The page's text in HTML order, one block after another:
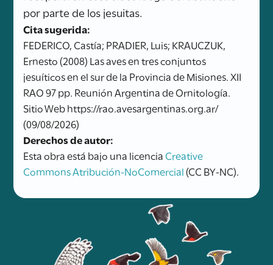
por parte de los jesuitas.
Cita sugerida:
FEDERICO, Castía; PRADIER, Luis; KRAUCZUK,
Ernesto (2008) Las aves en tres conjuntos
jesuíticos en el sur de la Provincia de Misiones. XII
RAO 97 pp. Reunión Argentina de Ornitología.
Sitio Web https://rao.avesargentinas.org.ar/
(09/08/2026)
Derechos de autor:
Esta obra está bajo una licencia Creative
Commons Atribución-NoComercial(CC BY-NC).